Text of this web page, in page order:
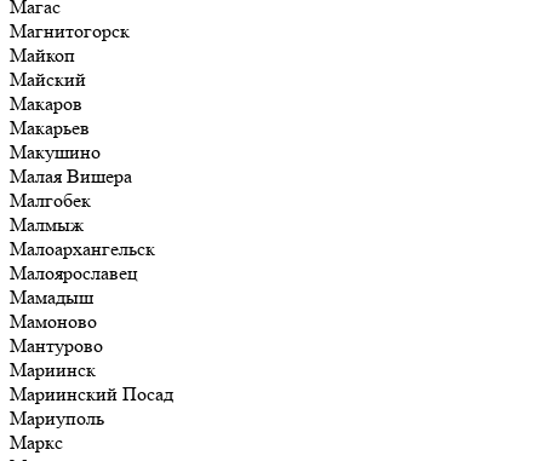
Магас
Магнитогорск
Майкоп
Майский
Макаров
Макарьев
Макушино
Малая Вишера
Малгобек
Малмыж
Малоархангельск
Малоярославец
Мамадыш
Мамоново
Мантурово
Мариинск
Мариинский Посад
Мариуполь
Маркс